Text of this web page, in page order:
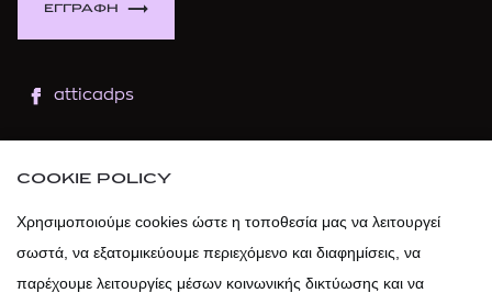
ΕΓΓΡΑΦΗ
atticadps
atticadps
COOKIE POLICY
Χρησιμοποιούμε cookies ώστε η τοποθεσία μας να λειτουργεί
σωστά, να εξατομικεύουμε περιεχόμενο και διαφημίσεις, να
παρέχουμε λειτουργίες μέσων κοινωνικής δικτύωσης και να